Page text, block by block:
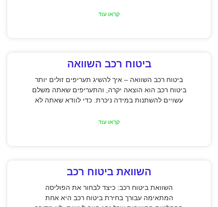
קראו עוד
ביטוח רכב השוואה
ביטוח רכב השוואה – איך להשיג תעריפים זולים יותר
ביטוח רכב הוא הוצאה יקרה, והתעריפים שאתה משלם
עשויים להשתנות במידה ניכרת. כדי לוודא שאתה לא
קראו עוד
השוואת ביטוח רכב
השוואת ביטוח רכב: כיצד לבחור את הפוליסה
המתאימה עבורך בחירת ביטוח רכב היא אחת